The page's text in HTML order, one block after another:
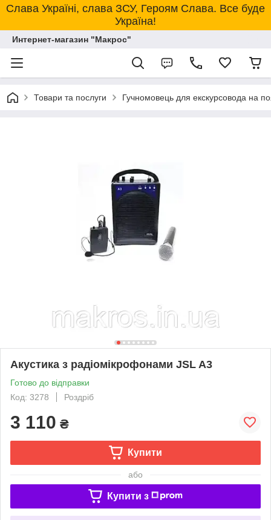
Слава Україні, слава ЗСУ, Героям Слава. Все буде
Україна!
Интернет-магазин "Макрос"
Товари та послуги Гучномовець для екскурсовода на
Акустика з радіомікрофонами JSL A3
Готово до відправки
Код: 3278
Роздріб
3 110 ₴
Купити
або
Купити з